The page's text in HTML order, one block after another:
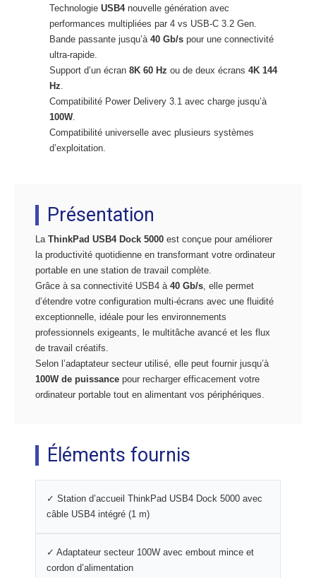
Technologie USB4nouvelle génération avec
performances multipliées par 4 vs USB-C 3.2 Gen.
Bande passante jusqu’à 40 Gb/s pour une connectivité
ultra-rapide.
Support d’un écran 8K 60 Hz ou de deux écrans 4K 144
Hz
Compatibilité Power Delivery 3.1 avec charge jusqu’à
100W.
Compatibilité universelle avec plusieurs systèmes
d’exploitation.
Présentation
La ThinkPad USB4 Dock 5000 est conçue pour améliorer
la productivité quotidienne en transformant votre ordinateur
portable en une station de travail complète.
Grâce à sa connectivité USB4 à 40 Gb/s , elle permet
d’étendre votre configuration multi-écrans avec une fluidité
exceptionnelle, idéale pour les environnements
professionnels exigeants, le multitâche avancé et les flux
de travail créatifs.
Selon l’adaptateur secteur utilisé, elle peut fournir jusqu’à
100W de puissance pour recharger efficacement votre
ordinateur portable tout en alimentant vos périphériques.
Éléments fournis
✓ Station d’accueil ThinkPad USB4 Dock 5000 avec
câble USB4 intégré (1 m)
✓ Adaptateur secteur 100W avec embout mince et
cordon d’alimentation